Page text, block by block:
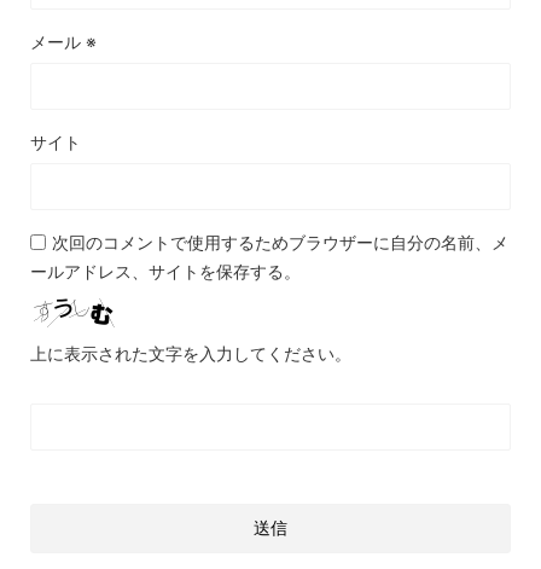
メール ※
サイト
次回のコメントで使用するためブラウザーに自分の名前、メ
ールアドレス、サイトを保存する。
上に表示された文字を入力してください。